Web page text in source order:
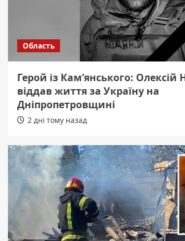
Область
Герой із Кам’янського: Олексій
віддав життя за Україну на
Дніпропетровщині
2 дні тому назад